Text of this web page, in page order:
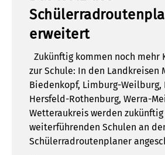
erweitert
Zukünftig kommen noch mehr
zur Schule: In den Landkreisen
Biedenkopf, Limburg-Weilburg,
Hersfeld-Rothenburg, Werra-
Wetteraukreis werden
weiterführenden Schulen an
Schülerradroutenplaner